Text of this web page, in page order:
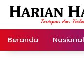
Langsung
Beranda
Nasional